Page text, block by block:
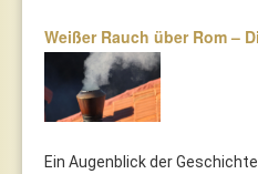
Weißer Rauch über Rom –
Ein Augenblick der